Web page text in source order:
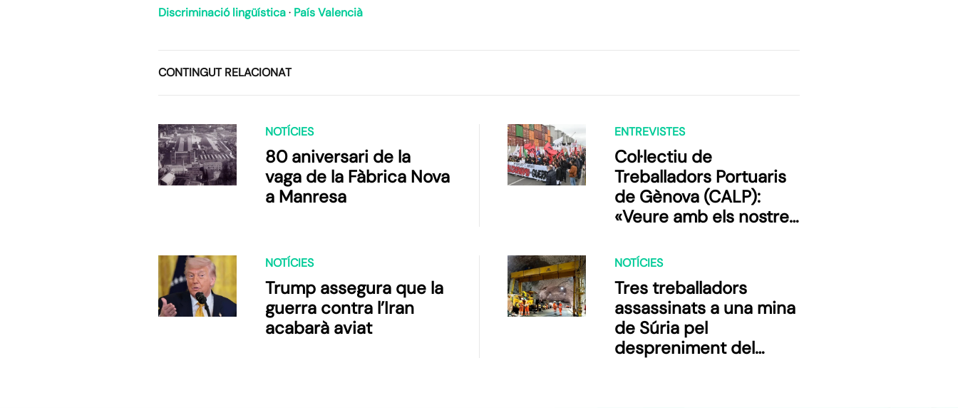
Discriminació lingüística· País Valencià
CONTINGUT RELACIONAT
NOTÍCIES
80 aniversari de la
vaga de la Fàbrica Nova
a Manresa
ENTREVISTES
Col·lectiu de
Treballadors Portuaris
de Gènova (CALP):
«Veure amb els nostres
carregats de tancs,
helicòpters i municions
ens ha impulsat encara
més a lluitar contra tot
el que està passant.”
NOTÍCIES
Trump assegura que la
guerra contra l’Iran
acabarà aviat
NOTÍCIES
Tres treballadors
assassinats a una mina
de Súria pel
despreniment del